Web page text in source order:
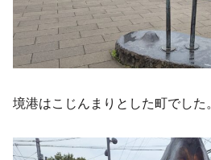
境港はこじんまりとした町でした。